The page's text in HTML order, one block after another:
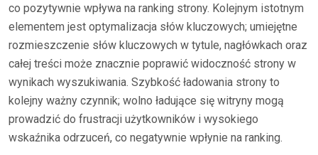
co pozytywnie wpływa na ranking strony. Kolejnym istotnym
elementem jest optymalizacja słów kluczowych; umiejętne
rozmieszczenie słów kluczowych w tytule, nagłówkach oraz
całej treści może znacznie poprawić widoczność strony w
wynikach wyszukiwania. Szybkość ładowania strony to
kolejny ważny czynnik; wolno ładujące się witryny mogą
prowadzić do frustracji użytkowników i wysokiego
wskaźnika odrzuceń, co negatywnie wpłynie na ranking.